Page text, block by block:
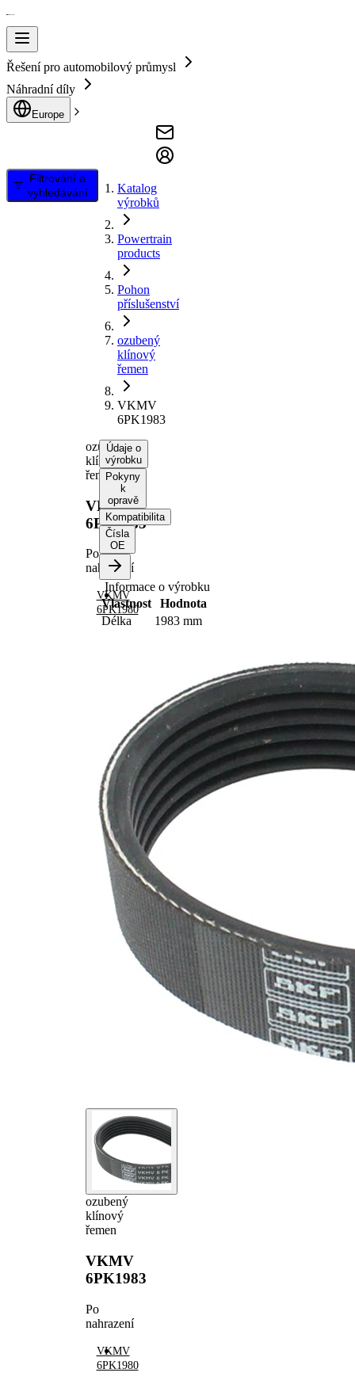
Řešení pro automobilový průmysl
Náhradní díly
Europe
Filtrování a
vyhledávání
Katalog
výrobků
Powertrain
products
Pohon
příslušenství
ozubený
klínový
řemen
VKMV
6PK1983
ozubený
klínový
řemen
VKMV
6PK1983
Po
nahrazení
VKMV
6PK1980
ozubený
klínový
řemen
VKMV
6PK1983
Po
nahrazení
VKMV
6PK1980
Údaje o
výrobku
Pokyny
k
opravě
Kompatibilita
Čísla
OE
Informace o výrobku
Vlastnost
Hodnota
Délka
1983 mm
Žádná
SVHC
substance
Materiál
řemene
EPDM
(Ethylen-
Propylen-
Dien-
Kautschuk)